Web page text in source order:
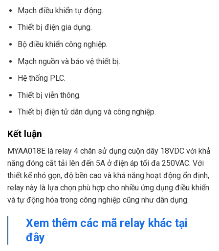
Mạch điều khiển tự động.
Thiết bị điện gia dụng.
Bộ điều khiển công nghiệp.
Mạch nguồn và bảo vệ thiết bị.
Hệ thống PLC.
Thiết bị viễn thông.
Thiết bị điện tử dân dụng và công nghiệp.
Kết luận
MYAA018E là relay 4 chân sử dụng cuộn dây 18VDC với khả
năng đóng cắt tải lên đến 5A ở điện áp tối đa 250VAC. Với
thiết kế nhỏ gọn, độ bền cao và khả năng hoạt động ổn định,
relay này là lựa chọn phù hợp cho nhiều ứng dụng điều khiển
và tự động hóa trong công nghiệp cũng như dân dụng.
Xem thêm các mã relay khác tại
đây